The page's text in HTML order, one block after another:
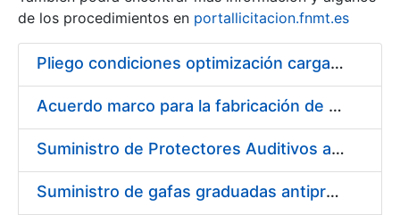
de los procedimientos en portallicitacion.fnmt.es
Pliego condiciones optimización cargas compras firmado
Acuerdo marco para la fabricación de piezas
Suministro de Protectores Auditivos a medida para las personas trabajadoras de los Centros de Trabajo de Madrid y Burgos
Suministro de gafas graduadas antiproyecciones para los trabajadores de la FNMT-RCM en los centros de trabajo de Madrid y Burgos